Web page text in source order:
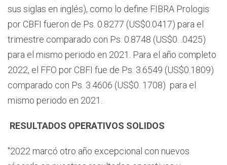
sus siglas en inglés), como lo define FIBRA Prologis
por CBFI fueron de Ps. 0.8277 (US$0.0417) para el
trimestre comparado con Ps. 0.8748 (US$0. .0425)
para el mismo periodo en 2021. Para el año completo
2022, el FFO por CBFI fue de Ps. 3.6549 (US$0.1809)
comparado con Ps. 3.4606 (US$0. 1708) para el
mismo periodo en 2021.
RESULTADOS OPERATIVOS SOLIDOS
"2022 marcó otro año excepcional con nuevos